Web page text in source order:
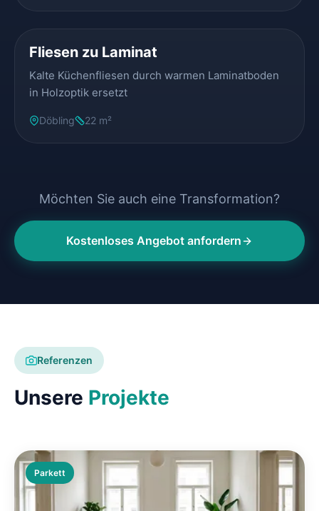
Fliesen zu Laminat
Kalte Küchenfliesen durch warmen Laminatboden
in Holzoptik ersetzt
Döbling 22 m²
Möchten Sie auch eine Transformation?
Kostenloses Angebot anfordern
Referenzen
Unsere Projekte
Parkett